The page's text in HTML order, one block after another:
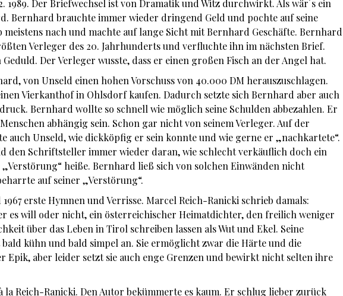
1989. Der Briefwechsel ist von Dramatik und Witz durchwirkt. Als wär´s ein
Bernhard brauchte immer wieder dringend Geld und pochte auf seine
meistens nach und machte auf lange Sicht mit Bernhard Geschäfte. Bernhard
Verleger des 20. Jahrhunderts und verfluchte ihn im nächsten Brief.
Der Verleger wusste, dass er einen großen Fisch an der Angel hat.
von Unseld einen hohen Vorschuss von 40.000 DM herauszuschlagen.
Vierkanthof in Ohlsdorf kaufen. Dadurch setzte sich Bernhard aber auch
Bernhard wollte so schnell wie möglich seine Schulden abbezahlen. Er
abhängig sein. Schon gar nicht von seinem Verleger. Auf der
auch Unseld, wie dickköpfig er sein konnte und wie gerne er „nachkartete“.
den Schriftsteller immer wieder daran, wie schlecht verkäuflich doch ein
heiße. Bernhard ließ sich von solchen Einwänden nicht
auf seiner „Verstörung“.
erste Hymnen und Verrisse. Marcel Reich-Ranicki schrieb damals:
es will oder nicht, ein österreichischer Heimatdichter, den freilich weniger
über das Leben in Tirol schreiben lassen als Wut und Ekel. Seine
kühn und bald simpel an. Sie ermöglicht zwar die Härte und die
Epik, aber leider setzt sie auch enge Grenzen und bewirkt nicht selten ihre
la Reich-Ranicki. Den Autor bekümmerte es kaum. Er schlug lieber zurück